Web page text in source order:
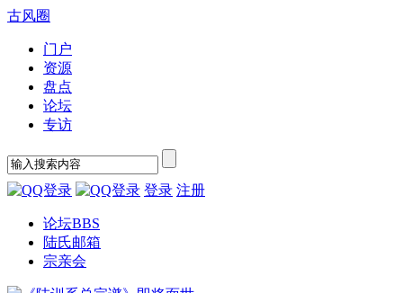
古风圈
门户
资源
盘点
论坛
专访
登录 注册
论坛BBS
陆氏邮箱
宗亲会